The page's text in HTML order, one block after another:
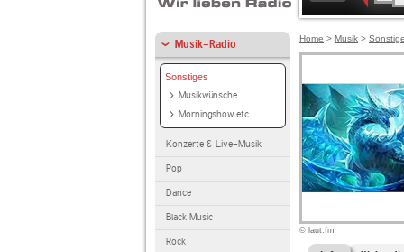
Musik-Radio
Sonstiges
Musikwünsche
Morningshow etc.
Konzerte & Live-Musik
Pop
Dance
Black Music
Rock
Home > Musik >
© laut.fm